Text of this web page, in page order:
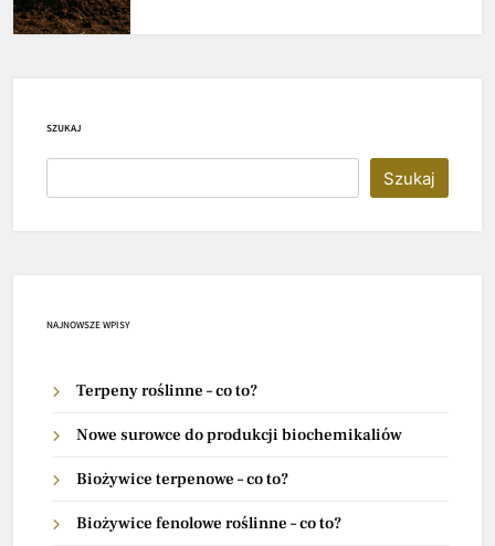
SZUKAJ
Szukaj
NAJNOWSZE WPISY
Terpeny roślinne – co to?
Nowe surowce do produkcji biochemikaliów
Biożywice terpenowe – co to?
Biożywice fenolowe roślinne – co to?